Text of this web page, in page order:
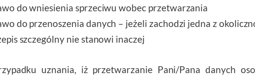
do wniesienia sprzeciwu wobec przetwarzania
do przenoszenia danych – jeżeli zachodzi jedna z
szczególny nie stanowi inaczej
uznania, iż przetwarzanie Pani/Pana danych